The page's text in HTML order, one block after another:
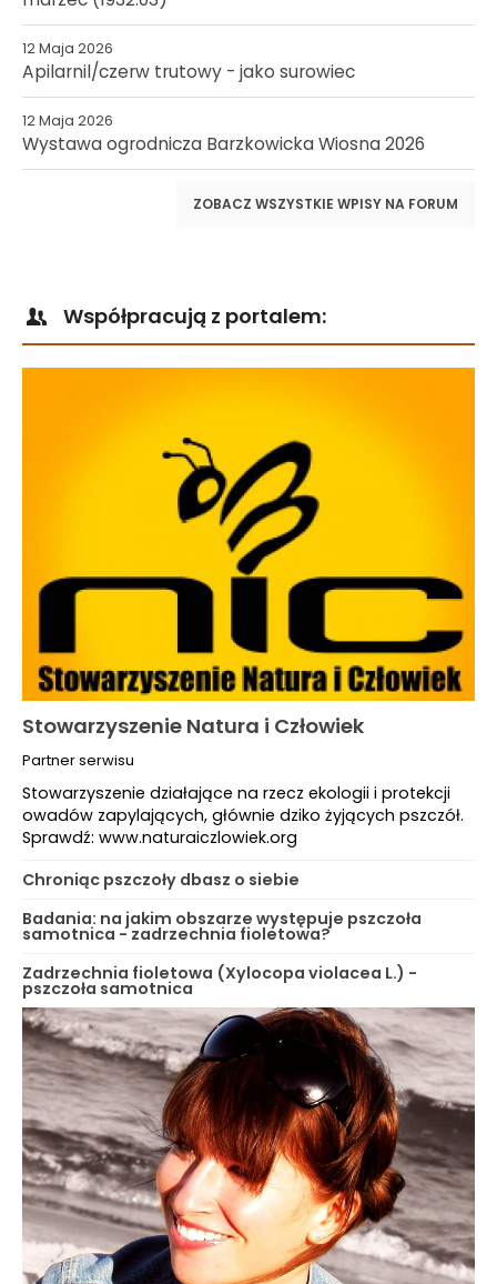
12 Maja 2026
Apilarnil/czerw trutowy - jako surowiec
12 Maja 2026
Wystawa ogrodnicza Barzkowicka Wiosna 2026
ZOBACZ WSZYSTKIE WPISY NA FORUM
Współpracują z portalem:
Stowarzyszenie Natura i Człowiek
Partner serwisu
Stowarzyszenie działające na rzecz ekologii i protekcji
owadów zapylających, głównie dziko żyjących pszczół.
Sprawdź: www.naturaiczlowiek.org
Chroniąc pszczoły dbasz o siebie
Badania: na jakim obszarze występuje pszczoła
samotnica - zadrzechnia fioletowa?
Zadrzechnia fioletowa (Xylocopa violacea L.) -
pszczoła samotnica